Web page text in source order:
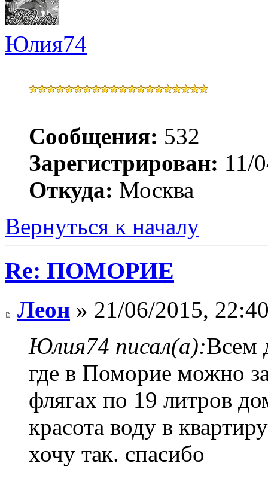
Юлия74
Сообщения: 532
Зарегистрирован: 11/
Откуда: Москва
Вернуться к началу
Re: ПОМОРИЕ
Леон » 21/06/2015,
Юлия74 писал(а):Всем
где в Поморие можно
флягах по 19 литров
красота воду в
хочу так. спасибо